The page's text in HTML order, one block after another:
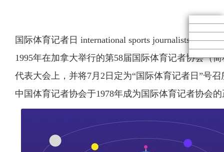
国际体育记者日 international sports journalists day
1995年在加拿大举行的第58届国际体育记者协会（简
代表大会上，并将7月2日定为“国际体育记者日”号
中国体育记者协会于1978年成为国际体育记者协会